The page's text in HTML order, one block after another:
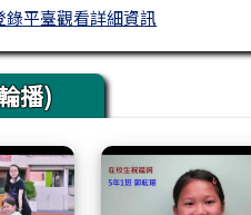
平臺觀看詳細資訊
播)